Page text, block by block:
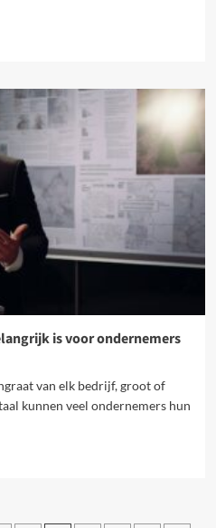
is voor ondernemers
van elk bedrijf, groot of
kunnen veel ondernemers hun